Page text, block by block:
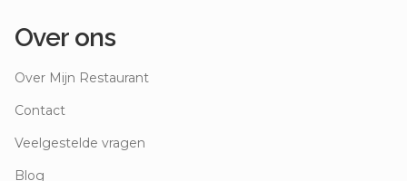
Over ons
Over Mijn Restaurant
Contact
Veelgestelde vragen
Blog